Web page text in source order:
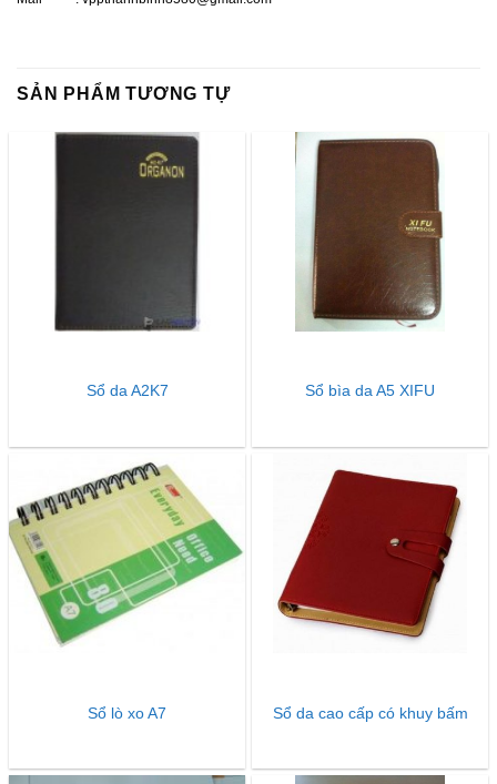
SẢN PHẨM TƯƠNG TỰ
Sổ da A2K7 Sổ bìa da A5 XIFU
Sổ lò xo A7 Sổ da cao cấp có khuy bấm